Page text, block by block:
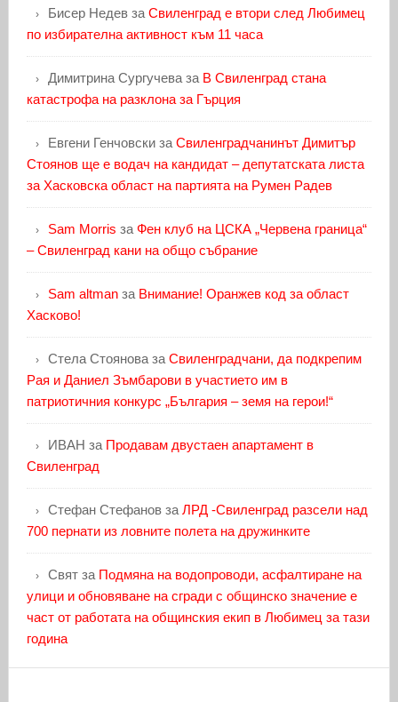
Бисер Недевза Свиленград е втори след Любимец
по избирателна активност към 11 часа
Димитрина Сургучеваза В Свиленград стана
катастрофа на разклона за Гърция
Евгени Генчовскиза Свиленградчанинът Димитър
Стоянов ще е водач на кандидат – депутатската листа
за Хасковска област на партията на Румен Радев
Sam Morris за Фен клуб на ЦСКА „Червена граница“
– Свиленград кани на общо събрание
Sam altmanза Внимание! Оранжев код за област
Хасково!
Стела Стояноваза Свиленградчани, да подкрепим
Рая и Даниел Зъмбарови в участието им в
патриотичния конкурс „България – земя на герои!“
ИВАН за Продавам двустаен апартамент в
Свиленград
Стефан Стефановза ЛРД -Свиленград разсели над
700 пернати из ловните полета на дружинките
Святза Подмяна на водопроводи, асфалтиране на
улици и обновяване на сгради с общинско значение е
част от работата на общинския екип в Любимец за тази
година